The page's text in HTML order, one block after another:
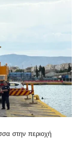
στην περιοχή